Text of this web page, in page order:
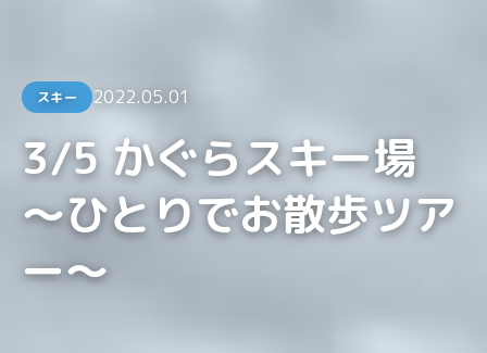
スキー 2022.05.01
3/5 かぐらスキー場
〜ひとりでお散歩ツア
ー〜